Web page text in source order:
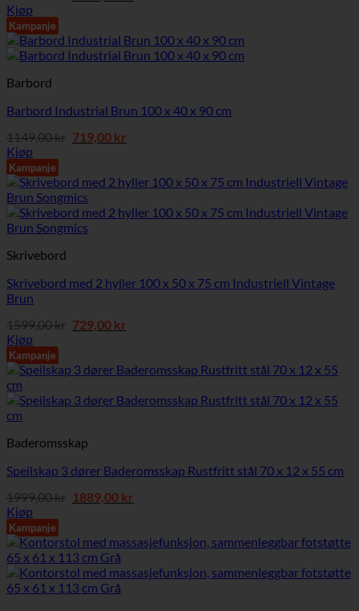
1899,00 kr.
1519,00 kr.
Kjøp
Kampanje
Barbord
Barbord Industrial Brun 100 x 40 x 90 cm
1149,00kr Opprinnelig
1149,00 kr.
719,00 krNåværende
719,00 kr.
Kjøp
Kampanje
Skrivebord
Skrivebord med 2 hyller 100 x 50 x 75 cm Industriell Vintage
Brun
1599,00kr Opprinnelig
1599,00 kr.
729,00 krNåværende
729,00 kr.
Kjøp
Kampanje
Baderomsskap
Speilskap 3 dører Baderomsskap Rustfritt stål 70 x 12 x 55 cm
1999,00kr Opprinnelig
1999,00 kr.
1889,00 krNåværende
1889,00 kr.
Kjøp
Kampanje